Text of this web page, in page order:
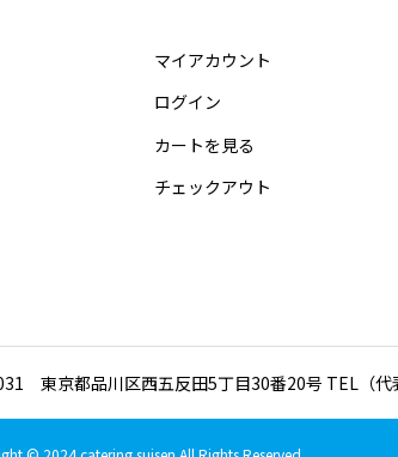
マイアカウント
ログイン
カートを見る
チェックアウト
東京都品川区西五反田5丁目30番20号 TEL（